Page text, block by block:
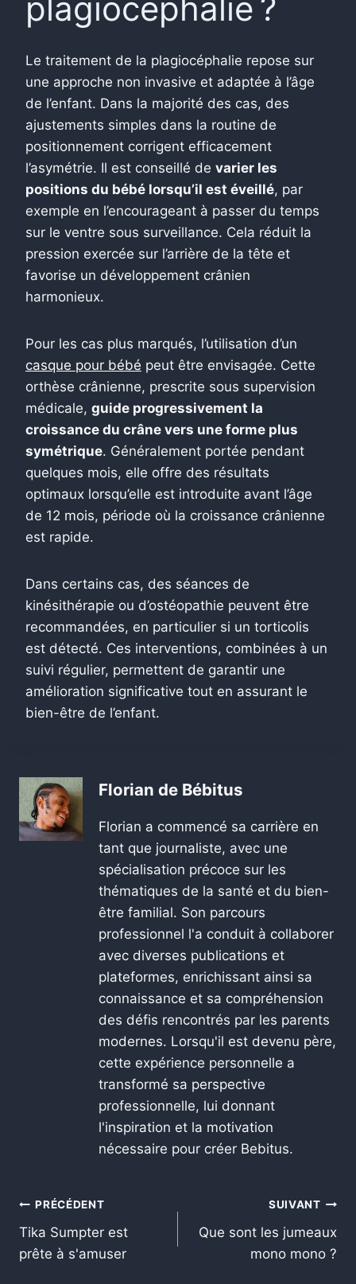
plagiocéphalie ?
Le traitement de la plagiocéphalie repose sur
une approche non invasive et adaptée à l’âge
de l’enfant. Dans la majorité des cas, des
ajustements simples dans la routine de
positionnement corrigent efficacement
l’asymétrie. Il est conseillé de varier les
positions du bébé lorsqu’il est éveillé, par
exemple en l’encourageant à passer du temps
sur le ventre sous surveillance. Cela réduit la
pression exercée sur l’arrière de la tête et
favorise un développement crânien
harmonieux.
Pour les cas plus marqués, l’utilisation d’un
casque pour bébé peut être envisagée. Cette
orthèse crânienne, prescrite sous supervision
médicale, guide progressivement la
croissance du crâne vers une forme plus
symétrique. Généralement portée pendant
quelques mois, elle offre des résultats
optimaux lorsqu’elle est introduite avant l’âge
de 12 mois, période où la croissance crânienne
est rapide.
Dans certains cas, des séances de
kinésithérapie ou d’ostéopathie peuvent être
recommandées, en particulier si un torticolis
est détecté. Ces interventions, combinées à un
suivi régulier, permettent de garantir une
amélioration significative tout en assurant le
bien-être de l’enfant.
Florian de Bébitus
Florian a commencé sa carrière en
tant que journaliste, avec une
spécialisation précoce sur les
thématiques de la santé et du bien-
être familial. Son parcours
professionnel l'a conduit à collaborer
avec diverses publications et
plateformes, enrichissant ainsi sa
connaissance et sa compréhension
des défis rencontrés par les parents
modernes. Lorsqu'il est devenu père,
cette expérience personnelle a
transformé sa perspective
professionnelle, lui donnant
l'inspiration et la motivation
nécessaire pour créer Bebitus.
PRÉCÉDENT
Tika Sumpter est
prête à s'amuser
SUIVANT
Que sont les jumeaux
mono mono ?